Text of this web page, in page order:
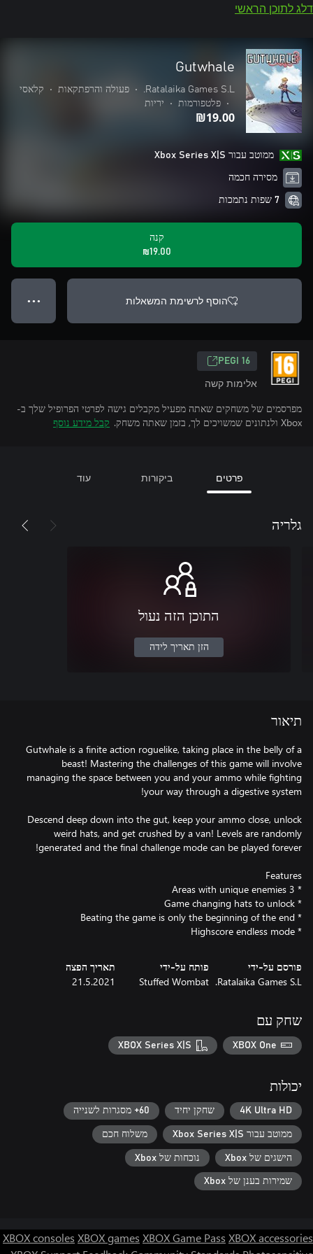
דלג לתוכן הראשי
Gutwhale
Ratalaika Games S.L.
• פעולה והרפתקאות •
קלאסי
•
פלטפורמות • יריות
‪₪‎19.00‬
ממוטב עבור Xbox Series X|S
מסירה חכמה
7 שפות נתמכות
קנה
‪₪‎19.00‬
הוסף לרשימת המשאלות ● ● ●
‎PEGI 16‎
אלימות קשה
מפרסמים של משחקים שאתה מפעיל מקבלים גישה לפרטי הפרופיל שלך ב-
Xbox ולנתונים שמשויכים לך, בזמן שאתה משחק.
קבל מידע נוסף
פרטים ביקורות עוד
גלריה
התוכן הזה נעול
הזן תאריך לידה
תיאור
Gutwhale is a finite action roguelike, taking place in the belly of a
beast! Mastering the challenges of this game will involve
managing the space between you and your ammo while fighting
Descend deep down into the gut, keep your ammo close, unlock
weird hats, and get crushed by a van! Levels are randomly
* Highscore endless mode
פורסם על-ידי
Ratalaika Games S.L.
פותח על-ידי
Stuffed Wombat
תאריך הפצה
21.5.2021
שחק עם
XBOX One
XBOX Series X|S
יכולות
4K Ultra HD שחקן יחיד 60+ מסגרות לשנייה
ממוטב עבור Xbox Series X|S משלוח חכם
הישגים של Xbox נוכחות של Xbox
שמירות בענן של Xbox
XBOX consoles XBOX games XBOX Game Pass XBOX accessories